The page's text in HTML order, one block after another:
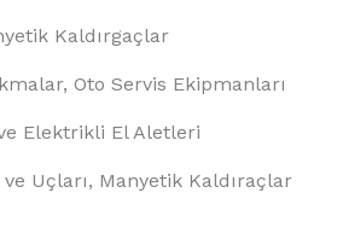
Kaldırgaçlar
Oto Servis Ekipmanları
Elektrikli El Aletleri
Uçları, Manyetik Kaldıraçlar